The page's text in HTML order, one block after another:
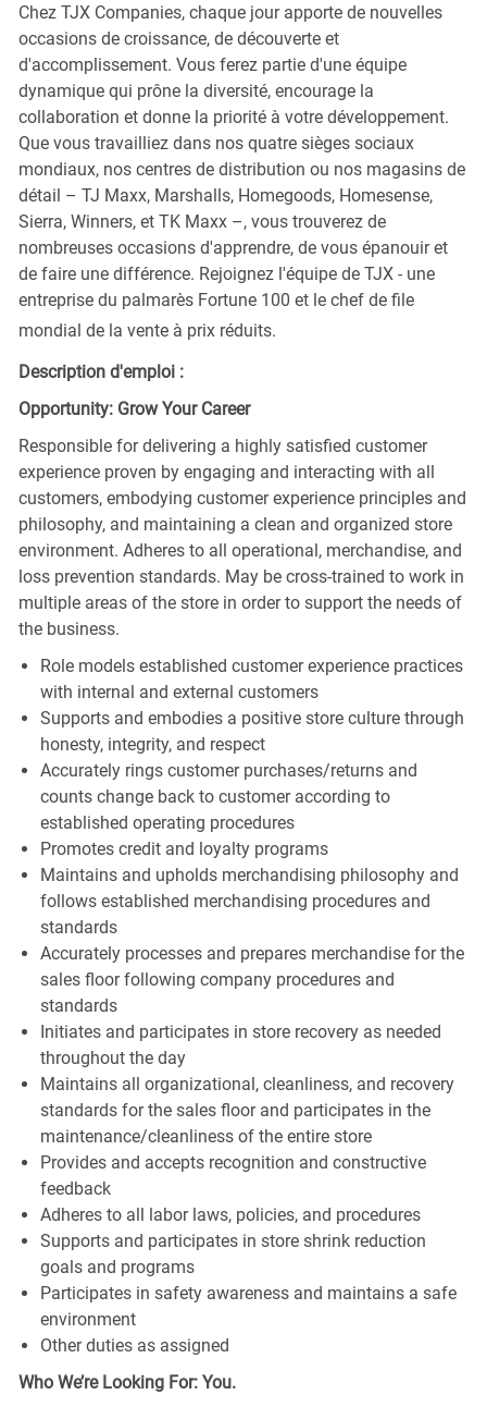
Chez TJX Companies, chaque jour apporte de nouvelles
occasions de croissance, de découverte et
d'accomplissement. Vous ferez partie d'une équipe
dynamique qui prône la diversité, encourage la
collaboration et donne la priorité à votre développement.
Que vous travailliez dans nos quatre sièges sociaux
mondiaux, nos centres de distribution ou nos magasins de
détail – TJ Maxx, Marshalls, Homegoods, Homesense,
Sierra, Winners, et TK Maxx –, vous trouverez de
nombreuses occasions d'apprendre, de vous épanouir et
de faire une différence. Rejoignez l'équipe de TJX - une
entreprise du palmarès Fortune 100 et le chef de file
mondial de la vente à prix réduits.
Description d'emploi :
Opportunity: Grow Your Career
Responsible for delivering a highly satisfied customer
experience proven by engaging and interacting with all
customers, embodying customer experience principles and
philosophy, and maintaining a clean and organized store
environment. Adheres to all operational, merchandise, and
loss prevention standards. May be cross-trained to work in
multiple areas of the store in order to support the needs of
the business.
Role models established customer experience practices
with internal and external customers
Supports and embodies a positive store culture through
honesty, integrity, and respect
Accurately rings customer purchases/returns and
counts change back to customer according to
established operating procedures
Promotes credit and loyalty programs
Maintains and upholds merchandising philosophy and
follows established merchandising procedures and
standards
Accurately processes and prepares merchandise for the
sales floor following company procedures and
standards
Initiates and participates in store recovery as needed
throughout the day
Maintains all organizational, cleanliness, and recovery
standards for the sales floor and participates in the
maintenance/cleanliness of the entire store
Provides and accepts recognition and constructive
feedback
Adheres to all labor laws, policies, and procedures
Supports and participates in store shrink reduction
goals and programs
Participates in safety awareness and maintains a safe
environment
Other duties as assigned
Who We’re Looking For: You.